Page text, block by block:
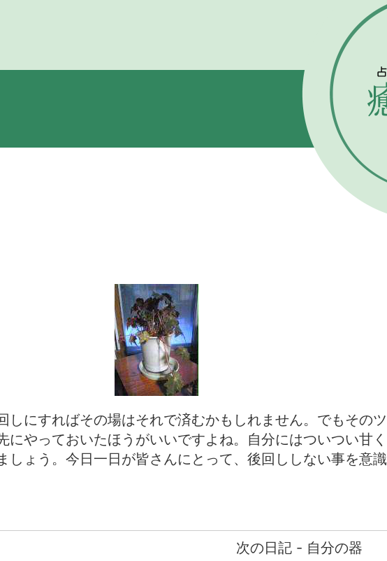
にすればその場はそれで済むかもしれません。でもその
にやっておいたほうがいいですよね。自分にはついつい甘
ょう。今日一日が皆さんにとって、後回ししない事を意
次の日記 - 自分の器